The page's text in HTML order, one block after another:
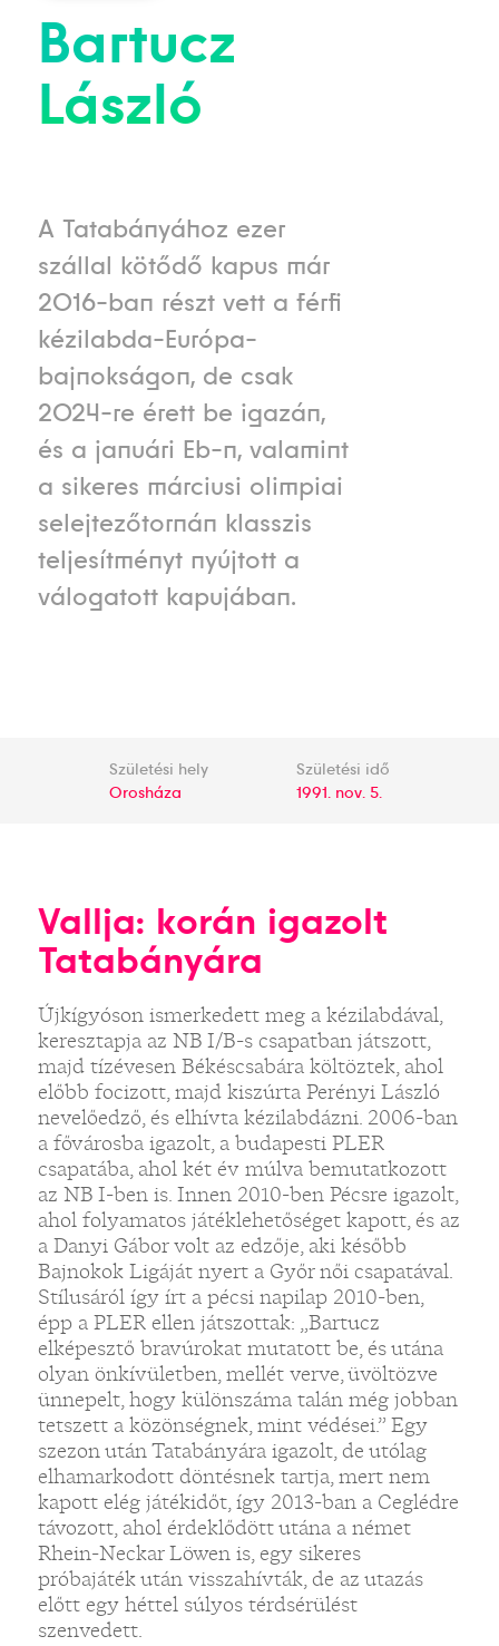
Bartucz
László
A Tatabányához ezer
szállal kötődő kapus már
2016-ban részt vett a férfi
kézilabda-Európa-
bajnokságon, de csak
2024-re érett be igazán,
és a januári Eb-n, valamint
a sikeres márciusi olimpiai
selejtezőtornán klasszis
teljesítményt nyújtott a
válogatott kapujában.
Születési hely
Orosháza
Születési idő
1991. nov. 5.
Vallja: korán igazolt
Tatabányára
Újkígyóson ismerkedett meg a kézilabdával,
keresztapja az NB I/B-s csapatban játszott,
majd tízévesen Békéscsabára költöztek, ahol
előbb focizott, majd kiszúrta Perényi László
nevelőedző, és elhívta kézilabdázni. 2006-ban
a fővárosba igazolt, a budapesti PLER
csapatába, ahol két év múlva bemutatkozott
az NB I-ben is. Innen 2010-ben Pécsre igazolt,
ahol folyamatos játéklehetőséget kapott, és az
a Danyi Gábor volt az edzője, aki később
Bajnokok Ligáját nyert a Győr női csapatával.
Stílusáról így írt a pécsi napilap 2010-ben,
épp a PLER ellen játszottak: „Bartucz
elképesztő bravúrokat mutatott be, és utána
olyan önkívületben, mellét verve, üvöltözve
ünnepelt, hogy különszáma talán még jobban
tetszett a közönségnek, mint védései.” Egy
szezon után Tatabányára igazolt, de utólag
elhamarkodott döntésnek tartja, mert nem
kapott elég játékidőt, így 2013-ban a Ceglédre
távozott, ahol érdeklődött utána a német
Rhein-Neckar Löwen is, egy sikeres
próbajáték után visszahívták, de az utazás
előtt egy héttel súlyos térdsérülést
szenvedett.